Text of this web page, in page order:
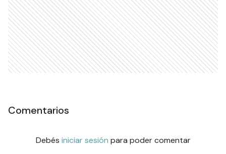
Comentarios
Debés iniciar sesión para poder comentar